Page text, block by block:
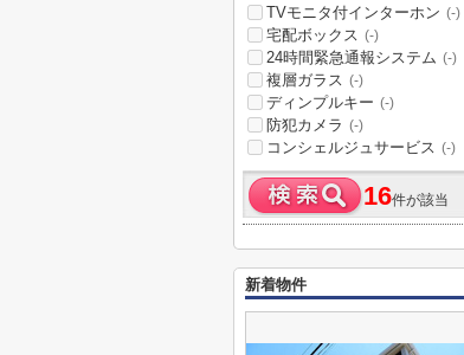
TVモニタ付インターホン (-)
宅配ボックス (-)
24時間緊急通報システム (-)
複層ガラス (-)
ディンプルキー (-)
防犯カメラ (-)
コンシェルジュサービス (-)
16件が該当
新着物件